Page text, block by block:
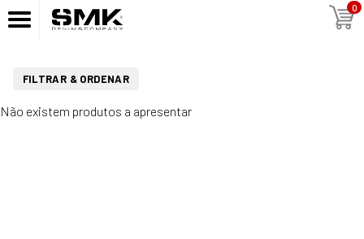
0
FILTRAR & ORDENAR
Não existem produtos a apresentar